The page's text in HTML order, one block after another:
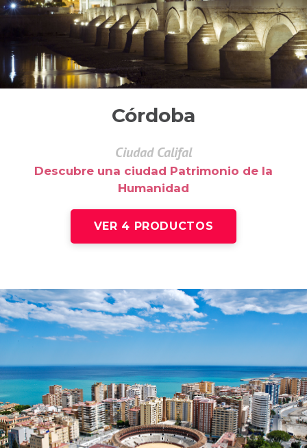
Córdoba
Ciudad Califal
Descubre una ciudad Patrimonio de la
Humanidad
VER 4 PRODUCTOS